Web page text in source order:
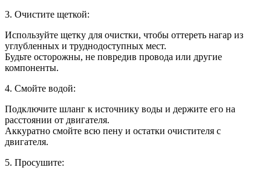
3. Очистите щеткой:
Используйте щетку для очистки, чтобы оттереть нагар из
углубленных и труднодоступных мест.
Будьте осторожны, не повредив провода или другие
компоненты.
4. Смойте водой:
Подключите шланг к источнику воды и держите его на
расстоянии от двигателя.
Аккуратно смойте всю пену и остатки очистителя с
двигателя.
5. Просушите: